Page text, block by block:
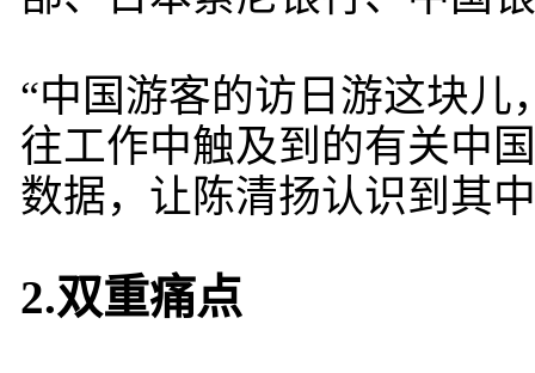
“中国游客的访日游这块儿
往工作中触及到的有关中
数据，让陈清扬认识到其
2.双重痛点